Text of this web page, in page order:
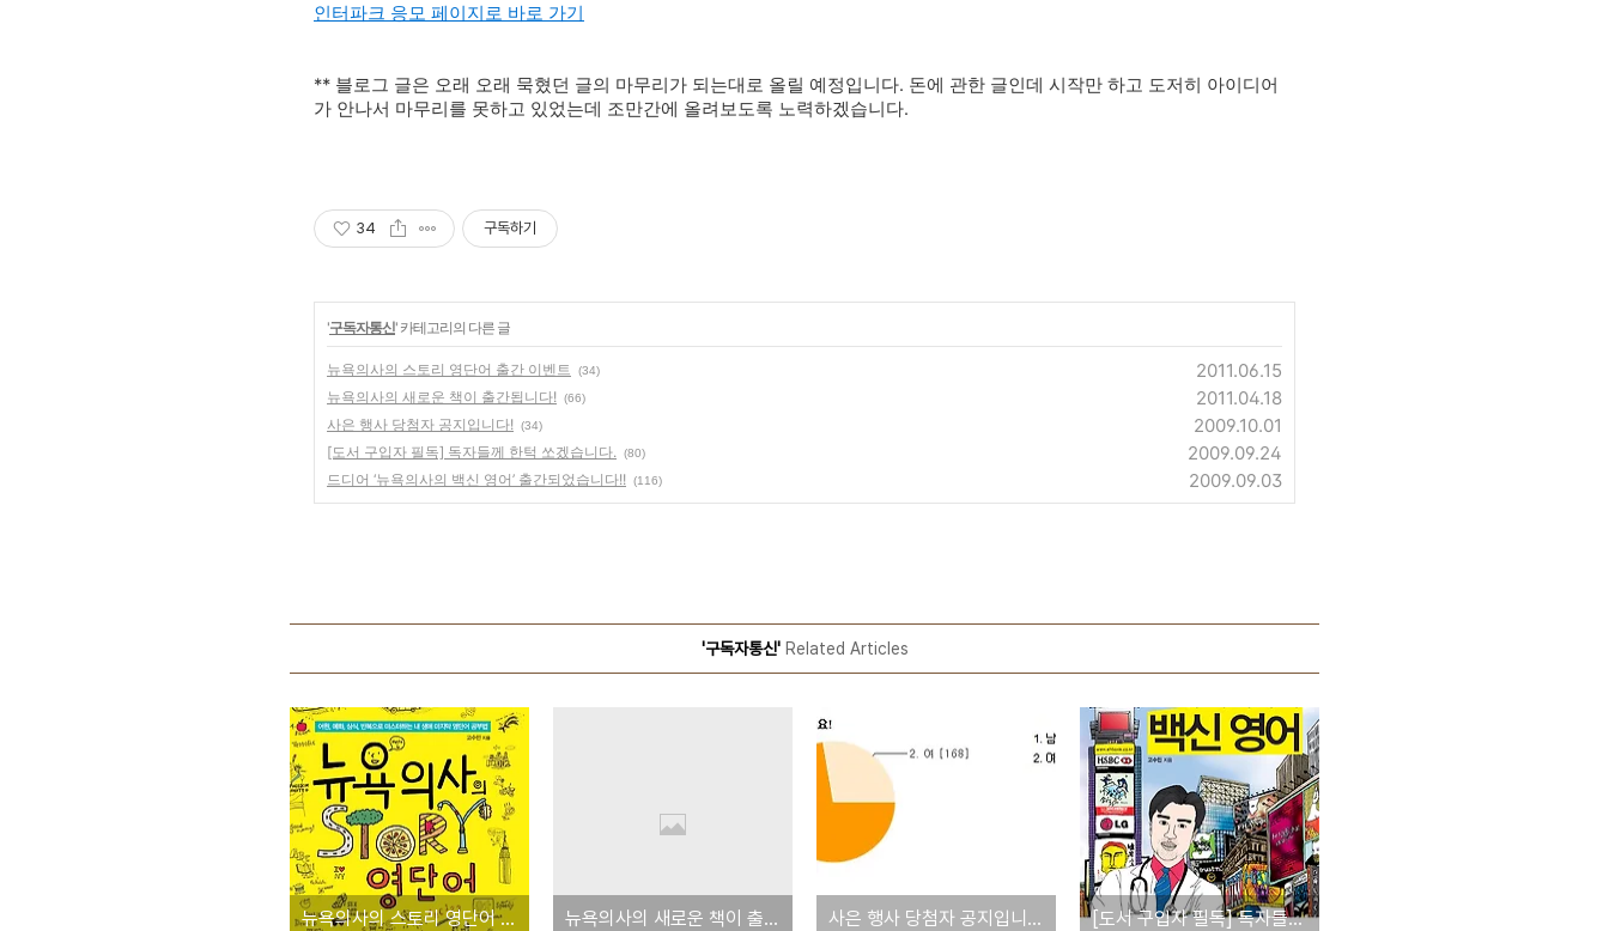
인터파크 응모 페이지로 바로 가기
** 블로그 글은 오래 오래 묵혔던 글의 마무리가 되는대로 올릴 예정입니다. 돈에 관한 글인데 시작만 하고 도저히 아이디어
가 안나서 마무리를 못하고 있었는데 조만간에 올려보도록 노력하겠습니다.
34 구독하기
'구독자통신' 카테고리의 다른 글
뉴욕의사의 스토리 영단어 출간 이벤트 (34) 2011.06.15
뉴욕의사의 새로운 책이 출간됩니다! (66) 2011.04.18
사은 행사 당첨자 공지입니다! (34) 2009.10.01
[도서 구입자 필독] 독자들께 한턱 쏘겠습니다. (80) 2009.09.24
드디어 ‘뉴욕의사의 백신 영어’ 출간되었습니다!! (116) 2009.09.03
'구독자통신'Related Articles
뉴욕의사의 스토리 영단어 출간 이벤트 뉴욕의사의 새로운 책이 출간됩니다! 사은 행사 당첨자 공지입니다! [도서 구입자 필독] 독자들께 한턱 쏘겠습니다.